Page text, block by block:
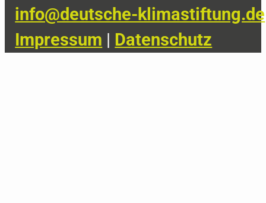
info@deutsche-klimastiftung.de
Impressum | Datenschutz